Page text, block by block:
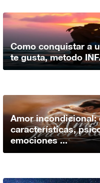
Como conquistar a
te gusta, metodo
Amor incondicional:
características,
emociones ...